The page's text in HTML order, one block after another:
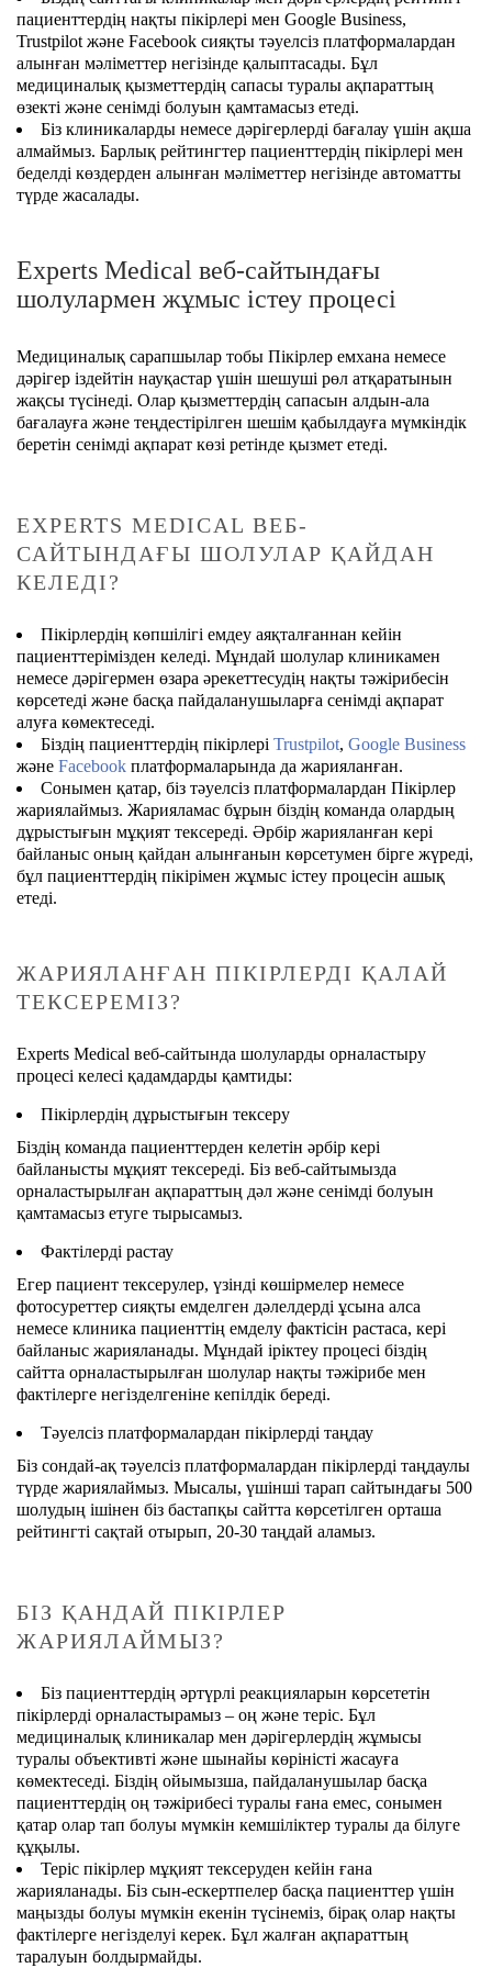
Үндістанның Керала штатындағы
Аюрведа
Басқа мамандықтар
Түркияда тері обырын емдеу
Саркома
Нейробластома
пациенттердің нақты пікірлері мен Google Business,
Trustpilot және Facebook сияқты тәуелсіз платформалардан
алынған мәліметтер негізінде қалыптасады. Бұл
медициналық қызметтердің сапасы туралы ақпараттың
өзекті және сенімді болуын қамтамасыз етеді.
Біз клиникаларды немесе дәрігерлерді бағалау үшін ақша
алмаймыз. Барлық рейтингтер пациенттердің пікірлері мен
беделді көздерден алынған мәліметтер негізінде автоматты
түрде жасалады.
Experts Medical веб-сайтындағы
шолулармен жұмыс істеу процесі
Медициналық сарапшылар тобы Пікірлер емхана немесе
дәрігер іздейтін науқастар үшін шешуші рөл атқаратынын
жақсы түсінеді. Олар қызметтердің сапасын алдын-ала
бағалауға және теңдестірілген шешім қабылдауға мүмкіндік
беретін сенімді ақпарат көзі ретінде қызмет етеді.
EXPERTS MEDICAL ВЕБ-
САЙТЫНДАҒЫ ШОЛУЛАР ҚАЙДАН
КЕЛЕДІ?
Пікірлердің көпшілігі емдеу аяқталғаннан кейін
пациенттерімізден келеді. Мұндай шолулар клиникамен
немесе дәрігермен өзара әрекеттесудің нақты тәжірибесін
көрсетеді және басқа пайдаланушыларға сенімді ақпарат
алуға көмектеседі.
Біздің пациенттердің пікірлері Trustpilot, Google Business
және Facebook платформаларында да жарияланған.
Сонымен қатар, біз тәуелсіз платформалардан Пікірлер
жариялаймыз. Жарияламас бұрын біздің команда олардың
дұрыстығын мұқият тексереді. Әрбір жарияланған кері
байланыс оның қайдан алынғанын көрсетумен бірге жүреді,
бұл пациенттердің пікірімен жұмыс істеу процесін ашық
етеді.
ЖАРИЯЛАНҒАН ПІКІРЛЕРДІ ҚАЛАЙ
ТЕКСЕРЕМІЗ?
Experts Medical веб-сайтында шолуларды орналастыру
процесі келесі қадамдарды қамтиды:
Пікірлердің дұрыстығын тексеру
Біздің команда пациенттерден келетін әрбір кері
байланысты мұқият тексереді. Біз веб-сайтымызда
орналастырылған ақпараттың дәл және сенімді болуын
қамтамасыз етуге тырысамыз.
Фактілерді растау
Егер пациент тексерулер, үзінді көшірмелер немесе
фотосуреттер сияқты емделген дәлелдерді ұсына алса
немесе клиника пациенттің емделу фактісін растаса, кері
байланыс жарияланады. Мұндай іріктеу процесі біздің
сайтта орналастырылған шолулар нақты тәжірибе мен
фактілерге негізделгеніне кепілдік береді.
Тәуелсіз платформалардан пікірлерді таңдау
Біз сондай-ақ тәуелсіз платформалардан пікірлерді таңдаулы
түрде жариялаймыз. Мысалы, үшінші тарап сайтындағы 500
шолудың ішінен біз бастапқы сайтта көрсетілген орташа
рейтингті сақтай отырып, 20-30 таңдай аламыз.
БІЗ ҚАНДАЙ ПІКІРЛЕР
ЖАРИЯЛАЙМЫЗ?
Біз пациенттердің әртүрлі реакцияларын көрсететін
пікірлерді орналастырамыз – оң және теріс. Бұл
медициналық клиникалар мен дәрігерлердің жұмысы
туралы объективті және шынайы көріністі жасауға
көмектеседі. Біздің ойымызша, пайдаланушылар басқа
пациенттердің оң тәжірибесі туралы ғана емес, сонымен
қатар олар тап болуы мүмкін кемшіліктер туралы да білуге
құқылы.
Теріс пікірлер мұқият тексеруден кейін ғана
жарияланады. Біз сын-ескертпелер басқа пациенттер үшін
маңызды болуы мүмкін екенін түсінеміз, бірақ олар нақты
фактілерге негізделуі керек. Бұл жалған ақпараттың
таралуын болдырмайды.